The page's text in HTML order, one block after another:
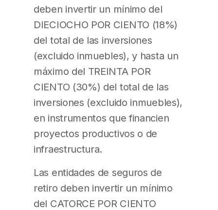
deben invertir un mínimo del
DIECIOCHO POR CIENTO (18%)
del total de las inversiones
(excluido inmuebles), y hasta un
máximo del TREINTA POR
CIENTO (30%) del total de las
inversiones (excluido inmuebles),
en instrumentos que financien
proyectos productivos o de
infraestructura.
Las entidades de seguros de
retiro deben invertir un mínimo
del CATORCE POR CIENTO